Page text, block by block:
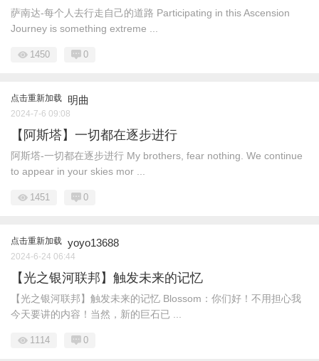
萨南达-每个人去行走自己的道路 Participating in this Ascension
Journey is something extreme ...
1450 0
点击重新加载 明曲
2024-7-6 09:08
【阿斯塔】一切都在逐步进行
阿斯塔-一切都在逐步进行 My brothers, fear nothing. We continue
to appear in your skies mor ...
1451 0
点击重新加载 yoyo13688
2024-6-24 06:44
【光之银河联邦】触发未来的记忆
【光之银河联邦】触发未来的记忆 Blossom：你们好！不用担心我
今天要讲的内容！当然，新的巨石已 ...
1114 0